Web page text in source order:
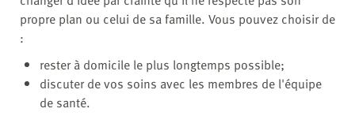
propre plan ou celui de sa famille. Vous pouvez choisir de
:
rester à domicile le plus longtemps possible;
discuter de vos soins avec les membres de l'équipe
de santé.